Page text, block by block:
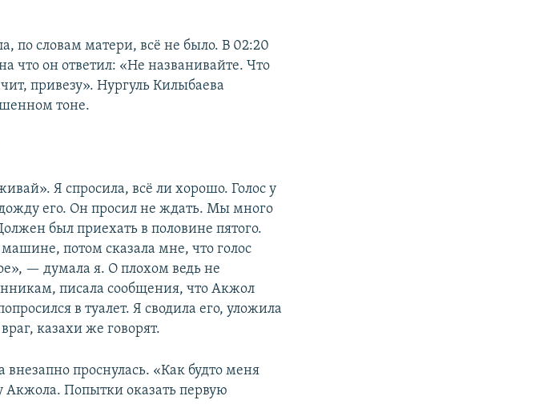
по словам матери, всё не было. В 02:20
что он ответил: «Не названивайте. Что
привезу». Нургуль Килыбаева
тоне.
Я спросила, всё ли хорошо. Голос у
его. Он просил не ждать. Мы много
был приехать в половине пятого.
потом сказала мне, что голос
— думала я. О плохом ведь не
писала сообщения, что Акжол
в туалет. Я сводила его, уложила
казахи же говорят.
проснулась. «Как будто меня
Акжола. Попытки оказать первую